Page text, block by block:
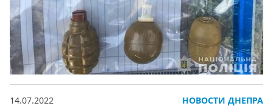
14.07.2022 НОВОСТИ ДНЕПРА